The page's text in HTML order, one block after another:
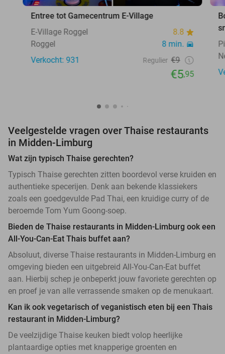
Entree tot Gamecentrum E-Village
E-Village Roggel
8.8
Roggel
8 min.
Verkocht: 931
Regulier €9
€5,95
Veelgestelde vragen over Thaise restaurants
in Midden-Limburg
Wat zijn typisch Thaise gerechten?
Typisch Thaise gerechten zitten boordevol verse kruiden en
authentieke specerijen. Denk aan bekende klassiekers
zoals een goedgevulde Pad Thai, een kruidige curry of de
beroemde Tom Yum Goong-soep.
Bieden de Thaise restaurants in Midden-Limburg ook een
All-You-Can-Eat Thais buffet aan?
Absoluut, diverse Thaise restaurants in Midden-Limburg en
omgeving bieden een uitgebreid All-You-Can-Eat buffet
aan. Hierbij schep je onbeperkt jouw favoriete gerechten op
en proef je van alle verrassende smaken op de menukaart.
Kan ik ook vegetarisch of veganistisch eten bij een Thais
restaurant in Midden-Limburg?
De veelzijdige Thaise keuken biedt volop heerlijke
plantaardige opties met knapperige groenten en